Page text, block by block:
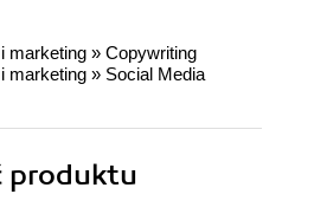
marketing » Copywriting
marketing » Social Media
produktu